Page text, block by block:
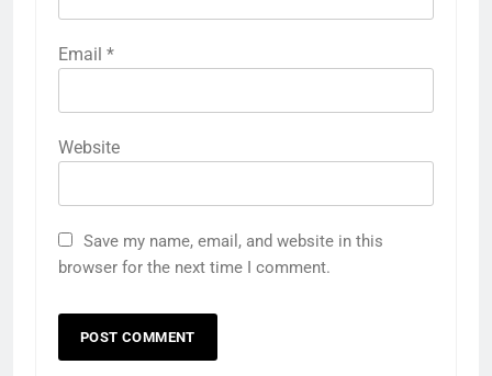
Email *
Website
Save my name, email, and website in this
browser for the next time I comment.